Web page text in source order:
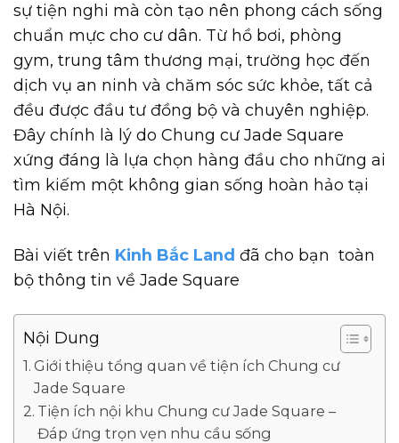
sự tiện nghi mà còn tạo nên phong cách sống
chuẩn mực cho cư dân. Từ hồ bơi, phòng
gym, trung tâm thương mại, trường học đến
dịch vụ an ninh và chăm sóc sức khỏe, tất cả
đều được đầu tư đồng bộ và chuyên nghiệp.
Đây chính là lý do Chung cư Jade Square
xứng đáng là lựa chọn hàng đầu cho những ai
tìm kiếm một không gian sống hoàn hảo tại
Hà Nội.
Bài viết trên Kinh Bắc Land đã cho bạn toàn
bộ thông tin về Jade Square
Nội Dung
Giới thiệu tổng quan về tiện ích Chung cư
Jade Square
Tiện ích nội khu Chung cư Jade Square –
Đáp ứng trọn vẹn nhu cầu sống